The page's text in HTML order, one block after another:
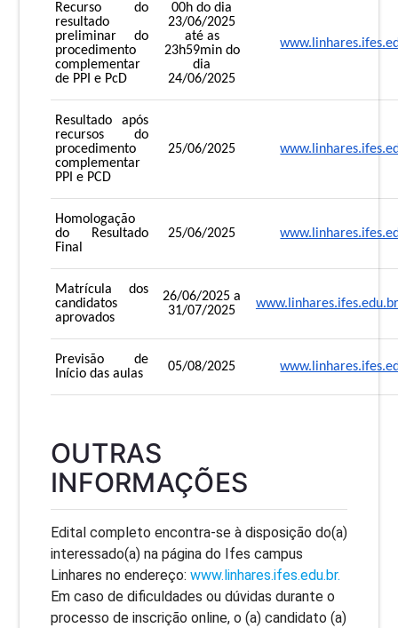
Recurso do
resultado
preliminar do
procedimento
complementar
de PPI e PcD
00h do dia
23/06/2025
até as
23h59min do
dia
24/06/2025
Resultado após
recursos do
procedimento
complementar
PPI e PCD
25/06/2025
Homologação
do Resultado
Final
25/06/2025
Matrícula dos
candidatos
aprovados
26/06/2025 a
31/07/2025
www.linhares.ifes.edu.br
Previsão de
Início das aulas
05/08/2025
OUTRAS
INFORMAÇÕES
Edital completo encontra-se à disposição do(a)
interessado(a) na página do Ifes campus
Linhares no endereço: www.linhares.ifes.edu.br.
Em caso de dificuldades ou dúvidas durante o
processo de inscrição online, o (a) candidato (a)